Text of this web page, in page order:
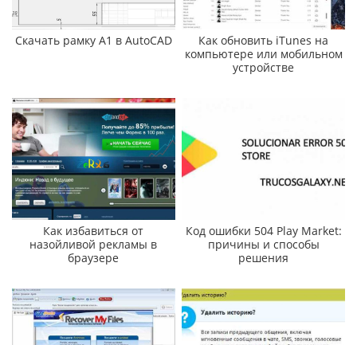
Скачать рамку А1 в AutoCAD
Как обновить iTunes на
компьютере или мобильном
устройстве
Как избавиться от
назойливой рекламы в
браузере
Код ошибки 504 Play Market:
причины и способы
решения